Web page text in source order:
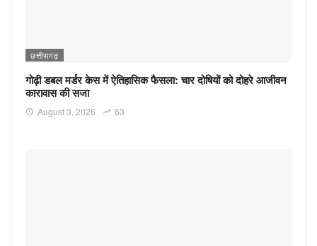
छत्तीसगढ़
गोढ़ी डबल मर्डर केस में ऐतिहासिक फैसला: चार दोषियों को दोहरे आजीवन
कारावास की सजा
August 3, 2026 63